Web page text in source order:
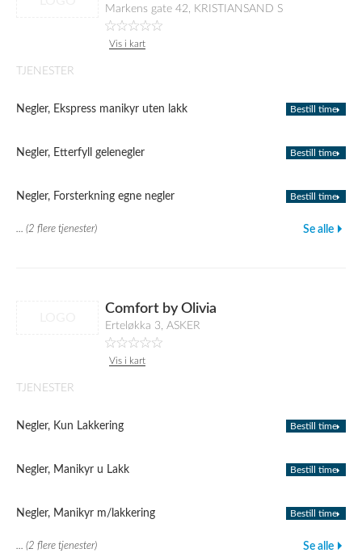
Markens gate 42, KRISTIANSAND S
Vis i kart
TJENESTER
Negler, Ekspress manikyr uten lakk Bestill time
Negler, Etterfyll gelenegler Bestill time
Negler, Forsterkning egne negler Bestill time
... (2 flere tjenester) Se alle
Comfort by Olivia
Erteløkka 3, ASKER
Vis i kart
TJENESTER
Negler, Kun Lakkering Bestill time
Negler, Manikyr u Lakk Bestill time
Negler, Manikyr m/lakkering Bestill time
... (2 flere tjenester) Se alle